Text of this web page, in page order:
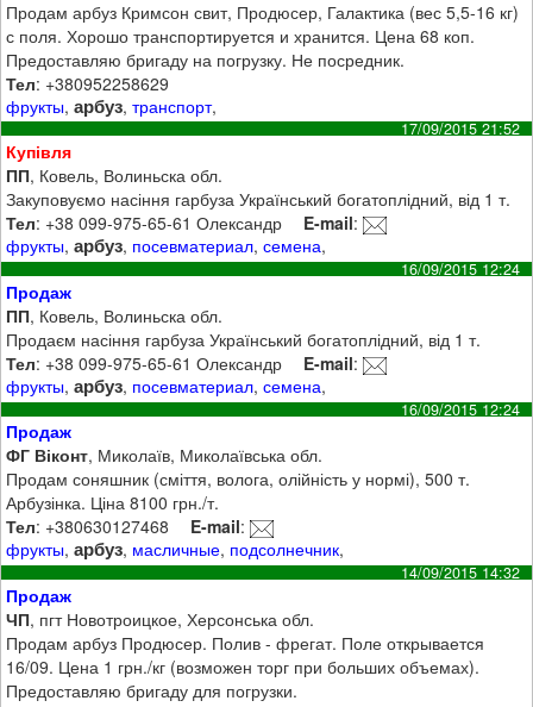
Продам арбуз Кримсон свит, Продюсер, Галактика (вес 5,5-16 кг)
с поля. Хорошо транспортируется и хранится. Цена 68 коп.
Предоставляю бригаду на погрузку. Не посредник.
Тел: +380952258629
фрукты,арбуз,транспорт,
17/09/2015 21:52
Купівля
ПП, Ковель, Волиньска обл.
Закуповуємо насіння гарбуза Український богатоплідний, від 1 т.
Тел: +38 099-975-65-61 Олександр E-mail:
фрукты,арбуз, посевматериал,семена,
16/09/2015 12:24
Продаж
ПП, Ковель, Волиньска обл.
Продаєм насіння гарбуза Український богатоплідний, від 1 т.
Тел: +38 099-975-65-61 Олександр E-mail:
фрукты,арбуз, посевматериал,семена,
16/09/2015 12:24
Продаж
ФГ Віконт, Миколаїв, Миколаївська обл.
Продам соняшник (сміття, волога, олійність у нормі), 500 т.
Арбузінка. Ціна 8100 грн./т.
Тел: +380630127468 E-mail:
фрукты,арбуз, масличные, подсолнечник,
14/09/2015 14:32
Продаж
ЧП, пгт Новотроицкое, Херсонська обл.
Продам арбуз Продюсер. Полив - фрегат. Поле открывается
16/09. Цена 1 грн./кг (возможен торг при больших объемах).
Предоставляю бригаду для погрузки.